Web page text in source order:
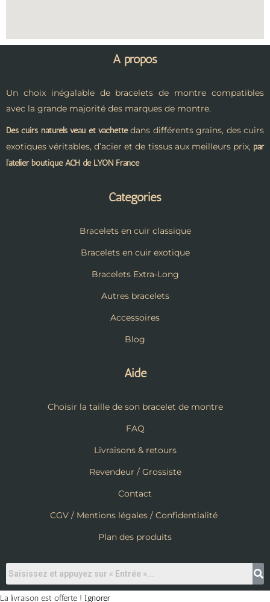
A propos
Un choix inégalable de bracelets de montre compatibles
avec la grande majorité des marques de montre.
Des cuirs naturels veau et vachettedans différents grains, des cuirs
exotiques véritables, d’acier et de tissus aux meilleurs prix, par
l’atelier boutique ACH de LYON France
Catégories
Bracelets en cuir classique
Bracelets en cuir exotique
Bracelets Extra-Long
Autres bracelets
Accessoires
Blog
Aide
Choisir la taille de son bracelet de montre
FAQ
Livraisons & retours
Revendeur / Grossiste
Contact
CGV / Mentions légales / Confidentialité
Plan des produits
La livraison est offerte ! Ignorer